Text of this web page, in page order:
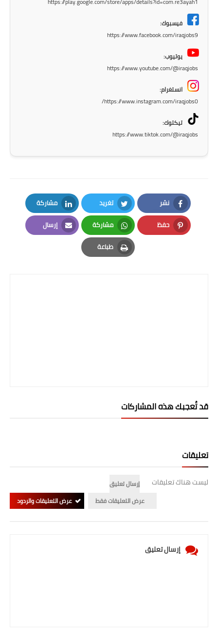
نتائج القبول المركزي
العطل
صحة وطب
فن ومشاهير
فيسبوك:
https://www.facebook.com/iraqjobs9
يوتيوب:
https://www.youtube.com/@iraqjobs
انستغرام:
https://www.instagram.com/iraqjobs0/
تيكتوك:
https://www.tiktok.com/@iraqjobs
نشر
Facebook
تغريد
Twitter
مشاركة
LinkedIn
حفظ
Pinterest
مشاركة
Whatsapp
إرسال
Email
طباعة
Print
قد تُعجبك هذه المشاركات
تعليقات
ليست هناك تعليقات
إرسال تعليق
عرض التعليقات فقط
عرض التعليقات والردود
إرسال تعليق